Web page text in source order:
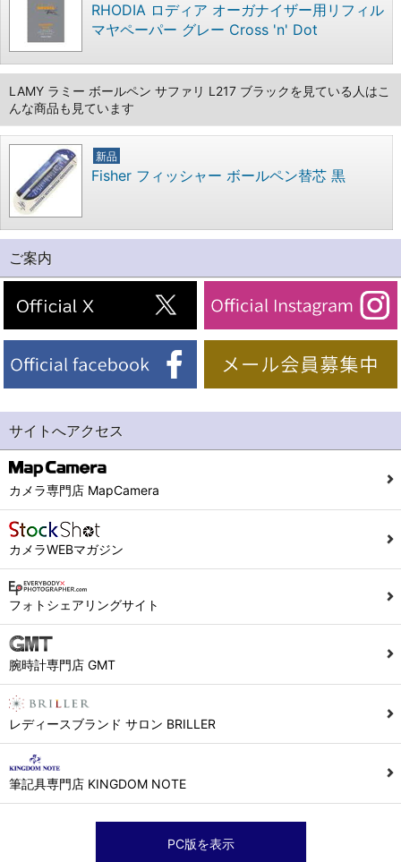
RHODIA ロディア オーガナイザー用リフィル
マヤペーパー グレー Cross 'n' Dot
LAMY ラミー ボールペン サファリ L217 ブラックを見ている人はこ
んな商品も見ています
新品
Fisher フィッシャー ボールペン替芯 黒
ご案内
サイトへアクセス
カメラ専門店 MapCamera
カメラWEBマガジン
フォトシェアリングサイト
腕時計専門店 GMT
レディースブランド サロン BRILLER
筆記具専門店 KINGDOM NOTE
PC版を表示